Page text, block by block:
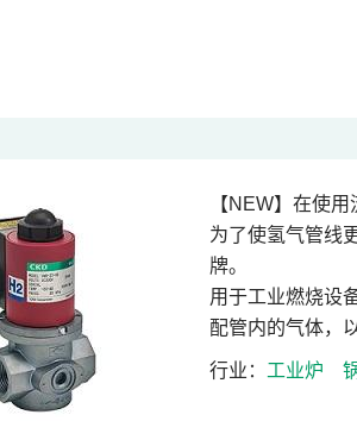
【NEW】在使
为了使氢气管线
牌。
用于工业燃烧设
配管内的气体，
行业 工业炉